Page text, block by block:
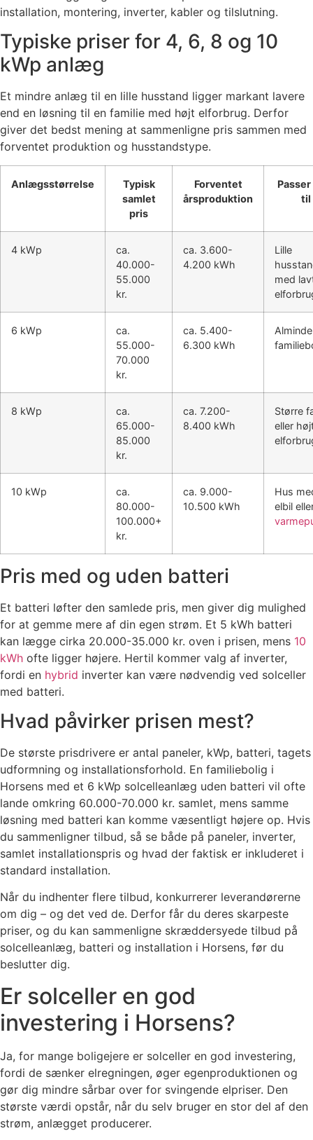
installation, montering, inverter, kabler og tilslutning.
Typiske priser for 4, 6, 8 og 10
kWp anlæg
Et mindre anlæg til en lille husstand ligger markant lavere
end en løsning til en familie med højt elforbrug. Derfor
giver det bedst mening at sammenligne pris sammen med
forventet produktion og husstandstype.
Anlægsstørrelse
Typisk
samlet
pris
Forventet
årsproduktion
til
4 kWp
ca.
40.000-
55.000
kr.
ca. 3.600-
4.200 kWh
Lille
med
6 kWp
ca.
55.000-
70.000
kr.
ca. 5.400-
6.300 kWh
8 kWp
ca.
65.000-
85.000
kr.
ca. 7.200-
8.400 kWh
Større
eller
10 kWp
ca.
80.000-
100.000+
kr.
ca. 9.000-
10.500 kWh
Hus
elbil
Pris med og uden batteri
Et batteri løfter den samlede pris, men giver dig mulighed
for at gemme mere af din egen strøm. Et 5 kWh batteri
kan lægge cirka 20.000-35.000 kr. oven i prisen, mens 10
kWh ofte ligger højere. Hertil kommer valg af inverter,
fordi en hybrid inverter kan være nødvendig ved solceller
med batteri.
Hvad påvirker prisen mest?
De største prisdrivere er antal paneler, kWp, batteri, tagets
udformning og installationsforhold. En familiebolig i
Horsens med et 6 kWp solcelleanlæg uden batteri vil ofte
lande omkring 60.000-70.000 kr. samlet, mens samme
løsning med batteri kan komme væsentligt højere op. Hvis
du sammenligner tilbud, så se både på paneler, inverter,
samlet installationspris og hvad der faktisk er inkluderet i
standard installation.
Når du indhenter flere tilbud, konkurrerer leverandørerne
om dig – og det ved de. Derfor får du deres skarpeste
priser, og du kan sammenligne skræddersyede tilbud på
solcelleanlæg, batteri og installation i Horsens, før du
beslutter dig.
Er solceller en god
investering i Horsens?
Ja, for mange boligejere er solceller en god investering,
fordi de sænker elregningen, øger egenproduktionen og
gør dig mindre sårbar over for svingende elpriser. Den
største værdi opstår, når du selv bruger en stor del af den
strøm, anlægget producerer.